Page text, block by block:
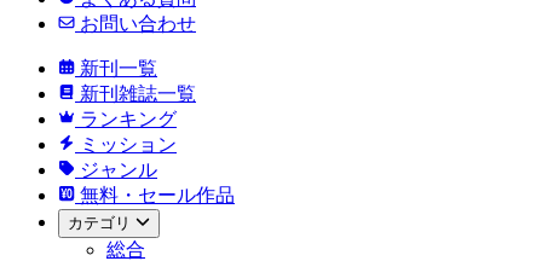
お問い合わせ
新刊一覧
新刊雑誌一覧
ランキング
ミッション
ジャンル
無料・セール作品
カテゴリ
総合